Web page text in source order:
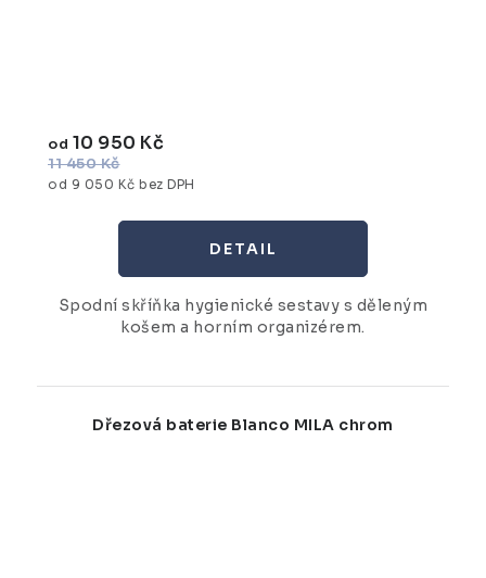
od 9 050 Kč bez DPH
od 10 950 Kč
11 450 Kč
Spodní skříňka hygienické sestavy s děleným
košem a horním organizérem.
Dřezová baterie Blanco MILA chrom